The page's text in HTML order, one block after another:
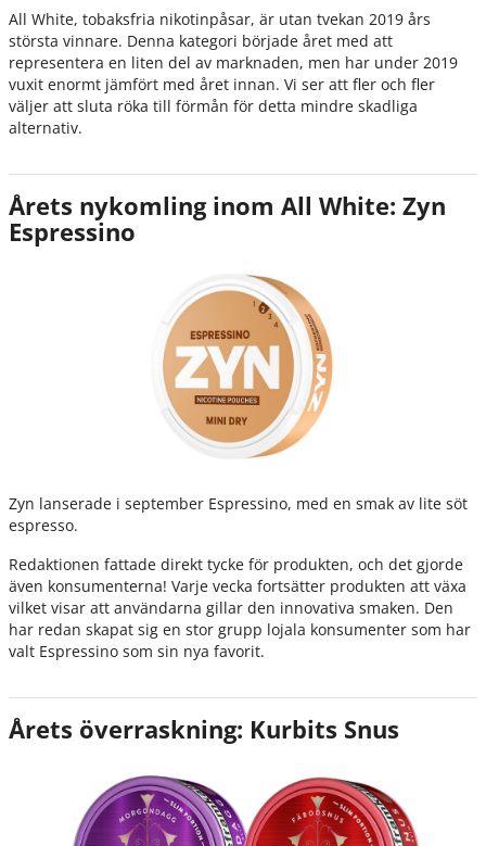
All White, tobaksfria nikotinpåsar, är utan tvekan 2019 års
största vinnare. Denna kategori började året med att
representera en liten del av marknaden, men har under 2019
vuxit enormt jämfört med året innan. Vi ser att fler och fler
väljer att sluta röka till förmån för detta mindre skadliga
alternativ.
Årets nykomling inom All White: Zyn
Espressino
Zyn lanserade i september Espressino, med en smak av lite söt
espresso.
Redaktionen fattade direkt tycke för produkten, och det gjorde
även konsumenterna! Varje vecka fortsätter produkten att växa
vilket visar att användarna gillar den innovativa smaken. Den
har redan skapat sig en stor grupp lojala konsumenter som har
valt Espressino som sin nya favorit.
Årets överraskning: Kurbits Snus